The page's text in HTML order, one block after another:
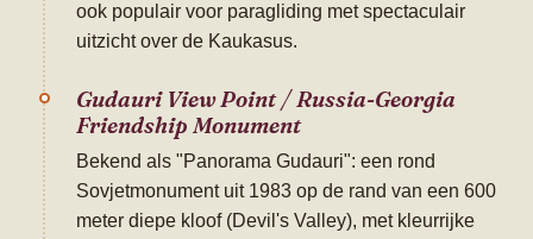
ook populair voor paragliding met spectaculair
uitzicht over de Kaukasus.
Gudauri View Point / Russia-Georgia
Friendship Monument
Bekend als "Panorama Gudauri": een rond
Sovjetmonument uit 1983 op de rand van een 600
meter diepe kloof (Devil's Valley), met kleurrijke